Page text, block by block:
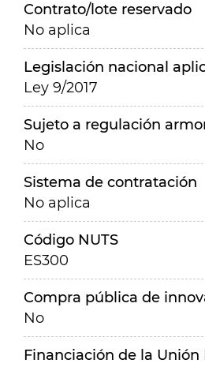
Contrato/lote reservado
No aplica
Legislación nacional
Ley 9/2017
Sujeto a regulación
No
Sistema de contratación
No aplica
Código NUTS
ES300
Compra pública de
No
Financiación de la Unión